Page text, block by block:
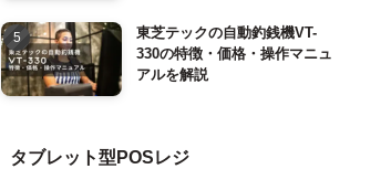
東芝テックの自動釣銭機VT-
330の特徴・価格・操作マニュ
アルを解説
タブレット型POSレジ